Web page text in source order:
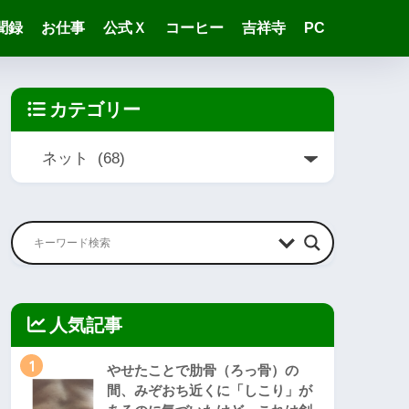
録 お仕事 公式Ｘ コーヒー 吉祥寺 PC
カテゴリー
人気記事
1
やせたことで肋骨（ろっ骨）の
間、みぞおち近くに「しこり」が